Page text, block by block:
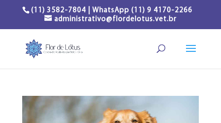
(11) 3582-7804 | WhatsApp (11) 9 4170-2266
administrativo@flordelotus.vet.br